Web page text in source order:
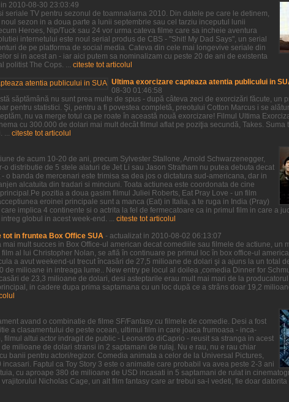
2010-08-30 23:03:49
TV pentru sezonul de toamna/iarna 2010. Din datele pe care le detinem,
sezon in a doua parte a lunii septembrie sau cel tarziu inceputul lunii
Heroes, Nip/Tuck sau 24 vor urma cateva filme care sa incheie aventura
internetului este noul serial produs de CBS - "Shit! My Dad Says", un serial
de pe platforma de social media. Cateva din cele mai longevive seriale din
si in acest an - iar aici putem sa nominalizam cu peste 20 de ani de existenta
politist The Cops. ... citeste tot articolul
Ultima exorcizare capteaza atentia publicului in
08-30 01:46:58
săptămână nu sunt prea multe de spus - după câteva zeci de exorcizări făcute, un
pentru statistici. Şi, pentru a fi povestea completă, preotului Cotton Marcus i se
nu va merge totul ca pe roate în această nouă exorcizare! Filmul Ultima
cu 300.000 de dolari mai mult decât filmul aflat pe poziţia secundă, Takes. Suma
... citeste tot articolul
de acum 10-20 de ani, precum Sylvester Stallone, Arnold Schwarzenegger,
distributie de 5 stele alaturi de Jet Li sau Jason Stratham nu putea debuta decat
banda de mercenari este trimisa sa dea jos o dictatura sud-americana, dar in
alcatuita din tradari si minciuni. Toata actiunea este coordonata de cine
pozitia a doua gasim filmul Juliei Roberts, Eat Pray Love - un film
eroinei principale sunt a manca (Eat) in Italia, a te ruga in India (Pray)
implica 4 continente si o actrita la fel de fermecatoare ca in primul film in care a
globul in acest week-end. ... citeste tot articolul
tot in fruntea Box Office SUA - actualizat in 2010-08-02 06:13:07
mult succes in Box Office-ul american decat comediile sau filmele de actiune, un
al lui Christopher Nolan, se află în continuare pe primul loc în box office-ul
a avut weekend-ul trecut încasări de 27,5 milioane de dolari şi a ajuns la un total
milioane in intreaga lume.. New entry pe locul al doilea ,comedia Dinner for
de 23,3 milioane de dolari, desi asteptarile erau mult mai mari de la
in cadere dupa prima saptamana cu un loc după ce a strâns doar 19,2
avand o combinatie de filme SF/Fantasy cu filmele de comedie. Desi a fost
a clasamentului de peste ocean, ultimul film in care joaca frumoasa - inca-
altui actor indragit de public - Leonardo diCaprio - reusit sa stranga in acest
milioane de dolari stransi in 2 saptamani de rulaj. Nu e rau, nu e rau chiar
banii pentru actori/regizor. Comedia animata a celor de la Universal Pictures,
Faptul ca Toy Story 3 este o animatie care probabil va avea peste 2-3 ani
cu aproape 380 de milioane de USD incasati in 5 saptamani de rulat in
Nicholas Cage, un alt film fantasy care ar trebui sa-l vedeti, fie doar